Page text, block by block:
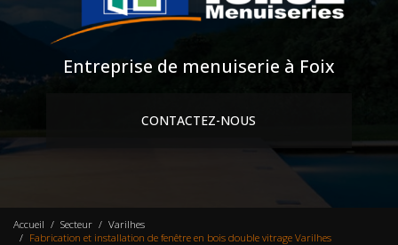
Entreprise de menuiserie à Foix
CONTACTEZ-NOUS
Accueil Secteur
Varilhes
Fabrication et installation de fenêtre en bois double vitrage Varilhes